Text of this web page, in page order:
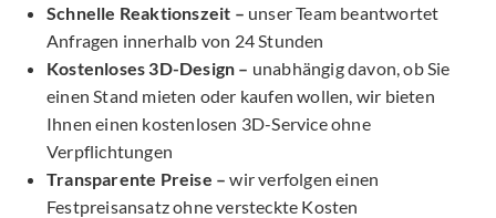
Schnelle Reaktionszeit – unser Team beantwortet
Anfragen innerhalb von 24 Stunden
Kostenloses 3D-Design – unabhängig davon, ob Sie
einen Stand mieten oder kaufen wollen, wir bieten
Ihnen einen kostenlosen 3D-Service ohne
Verpflichtungen
Transparente Preise – wir verfolgen einen
Festpreisansatz ohne versteckte Kosten